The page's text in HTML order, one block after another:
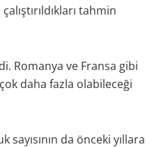
tahmin
Romanya ve Fransa gibi
çok daha fazla olabileceği
da önceki yıllara